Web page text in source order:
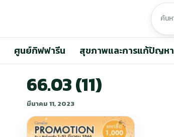
ศูนย์กิฟฟารีน สุขภาพและการแก้ปัญหา
66.03 (11)
มีนาคม 11, 2023